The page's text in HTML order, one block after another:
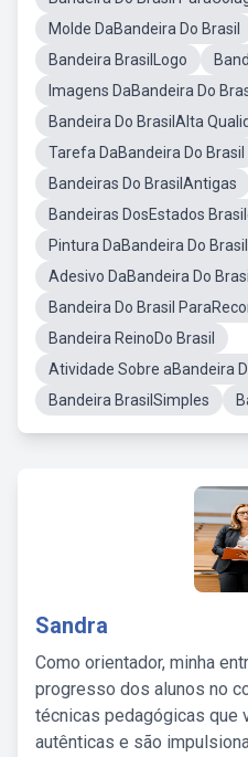
Molde DaBandeira Do Brasil
Bandeira BrasilLogo
Imagens DaBandeira Do
Bandeira Do BrasilAlta
Tarefa DaBandeira Do Brasil
Bandeiras Do BrasilAntigas
Bandeiras DosEstados
Pintura DaBandeira Do Brasil
Adesivo DaBandeira Do Brasil
Bandeira Do Brasil
Bandeira ReinoDo Brasil
Atividade Sobre aBandeira
Bandeira BrasilSimples
Sandra
Como orientador, minha
progresso dos alunos no
técnicas pedagógicas que
autênticas e são